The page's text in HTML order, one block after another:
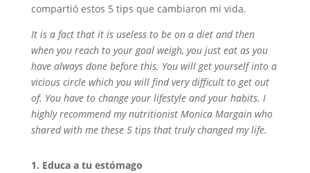
compartió estos 5 tips que cambiaron mi vida.
It is a fact that it is useless to be on a diet and then
when you reach to your goal weigh, you just eat as you
have always done before this. You will get yourself into a
vicious circle which you will find very difficult to get out
of. You have to change your lifestyle and your habits. I
highly recommend my nutritionist Monica Margain who
shared with me these 5 tips that truly changed my life.
1. Educa a tu estómago